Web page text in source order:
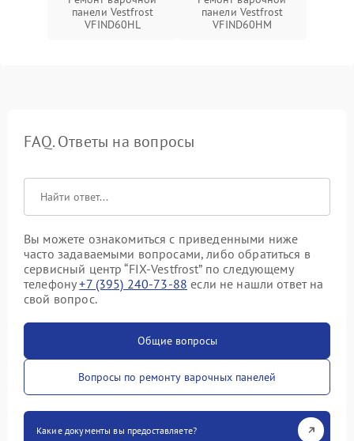
панели Vestfrost
VFIND60HL
панели Vestfrost
VFIND60HM
FAQ. Ответы на вопросы
Вы можете ознакомиться с приведенными ниже
часто задаваемыми вопросами, либо обратиться в
сервисный центр “FIX-Vestfrost” по следующему
телефону+7 (395) 240-73-88 если не нашли ответ на
свой вопрос.
Общие вопросы
Вопросы по ремонту варочных панелей
Какие документы вы предоставляете?